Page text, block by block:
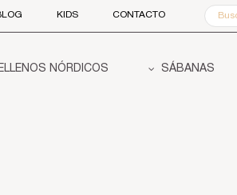
KIDS CONTACTO
NÓRDICOS SÁBANAS